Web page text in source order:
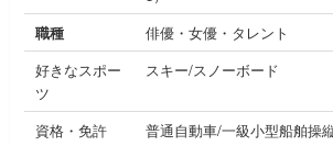
職種
俳優・女優・タレント
好きなスポー
ツ
スキー/スノーボード
資格・免許
普通自動車/一級小型船舶操